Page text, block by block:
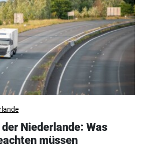
Niederlande: Was
müssen